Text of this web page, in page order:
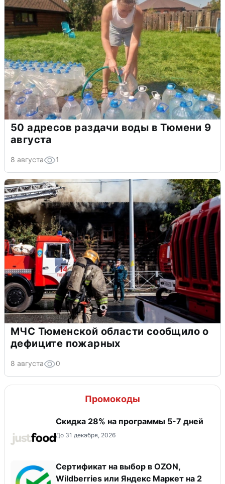
50 адресов раздачи воды в Тюмени 9
августа
8 августа 1
МЧС Тюменской области сообщило о
дефиците пожарных
8 августа 0
Промокоды
Скидка 28% на программы 5-7 дней
До 31 декабря, 2026
Сертификат на выбор в OZON,
Wildberries или Яндекс Маркет на 2